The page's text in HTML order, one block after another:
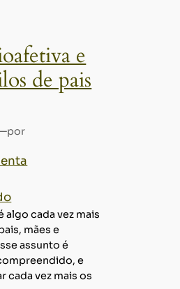
e
de pais
por
cada vez mais
mães e
assunto é
e
cada vez mais os